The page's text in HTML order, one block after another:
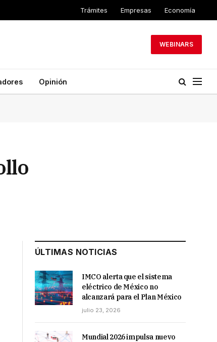
Trámites Empresas Economía
WEBINARS
Opinión
ÚLTIMAS NOTICIAS
IMCO alerta que el sistema
eléctrico de México no
alcanzará para el Plan México
julio 23, 2026
Mundial 2026 impulsa nuevo